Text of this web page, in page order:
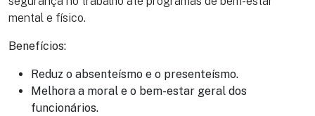
mental e físico.
Benefícios:
Reduz o absenteísmo e o presenteísmo.
Melhora a moral e o bem-estar geral dos
funcionários.